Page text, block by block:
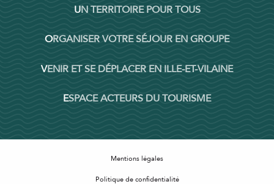
UN TERRITOIRE POUR TOUS
ORGANISER VOTRE SÉJOUR EN GROUPE
VENIR ET SE DÉPLACER EN ILLE-ET-VILAINE
ESPACE ACTEURS DU TOURISME
Mentions légales
Politique de confidentialité